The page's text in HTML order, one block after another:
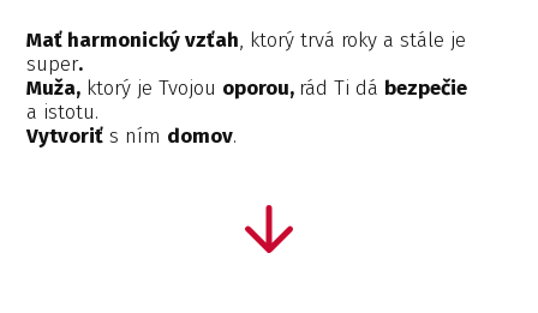
Mať harmonický vzťah, ktorý trvá roky a stále je
super.
Muža,ktorý je Tvojou oporou, rád Ti dá bezpečie
a istotu.
Vytvoriťs ním domov.